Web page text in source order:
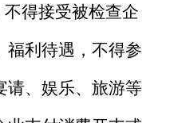
得接受被检查企
福利待遇，不得参
请、娱乐、旅游等